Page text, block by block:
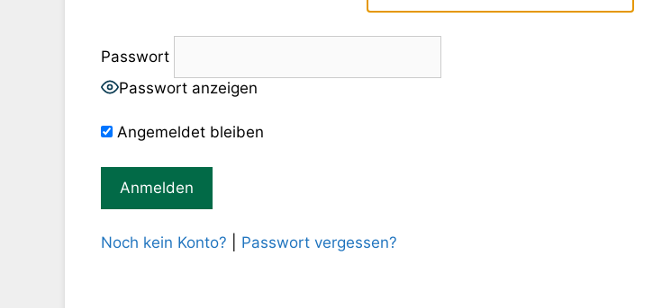
Passwort
Passwort anzeigen
Angemeldet bleiben
Noch kein Konto? Passwort vergessen?